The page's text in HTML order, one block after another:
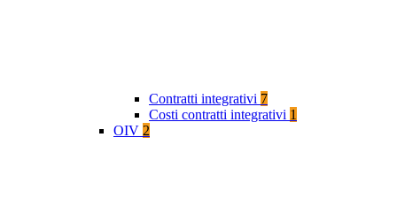
Contratti integrativi 7
Costi contratti integrativi 1
OIV 2